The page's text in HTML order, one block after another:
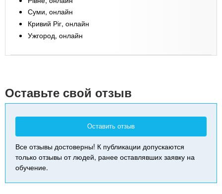
Суми, онлайн
Кривий Ріг, онлайн
Ужгород, онлайн
Оставьте свой отзыв
Оставить отзыв
Все отзывы достоверны! К публикации допускаются
только отзывы от людей, ранее оставлявших заявку на
обучение.